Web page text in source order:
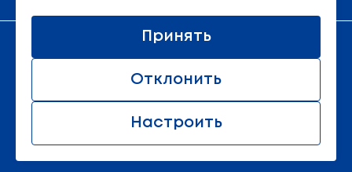
© 2011 - 2026 Министерство образования Республики
Настроить
Отклонить
Принять